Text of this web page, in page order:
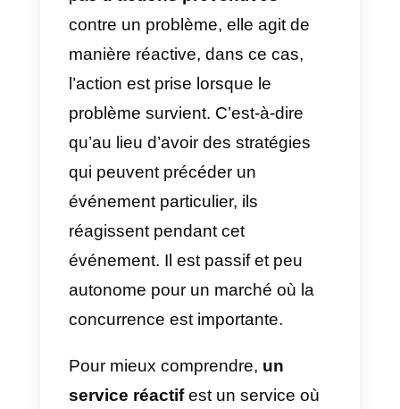
des meilleurs moyens d’avoir le
contrôle et de répondre aux
attentes des clients.
C’est pourquoi, dans cet article,
nous aborderons le sujet suivant
De la réactivité à la proactivité:
comment changer votre
stratégie de support client.
Service clientèle réactif et
proactif: quelle est la